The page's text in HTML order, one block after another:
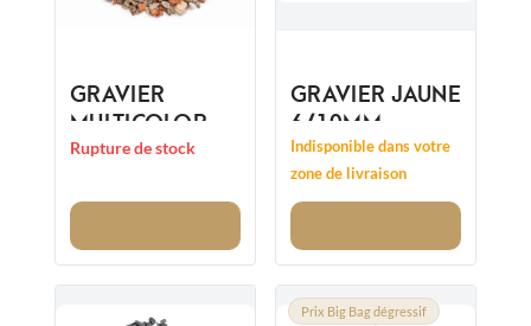
GRAVIER
MULTICOLORE
ARLEQUIN
Rupture de stock
GRAVIER JAUNE
6/10MM
Indisponible dans votre
zone de livraison
Prix Big Bag dégressif